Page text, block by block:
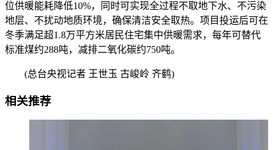
位供暖能耗降低10%，同时可实现全过程不取地下水、不污染
地层、不扰动地质环境，确保清洁安全取热。项目投运后可在
冬季满足超1.8万平方米居民住宅集中供暖需求，每年可替代
标准煤约288吨，减排二氧化碳约750吨。
(总台央视记者 王世玉 古峻岭 齐鹤)
相关推荐